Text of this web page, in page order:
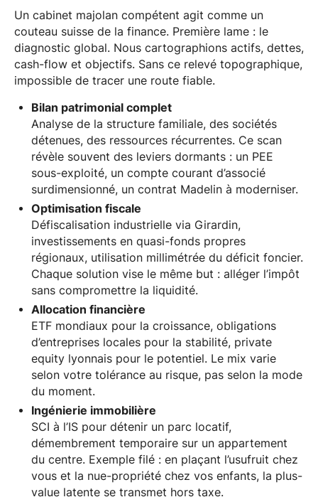
Un cabinet majolan compétent agit comme un
couteau suisse de la finance. Première lame : le
diagnostic global. Nous cartographions actifs, dettes,
cash-flow et objectifs. Sans ce relevé topographique,
impossible de tracer une route fiable.
Bilan patrimonial complet
Analyse de la structure familiale, des sociétés
détenues, des ressources récurrentes. Ce scan
révèle souvent des leviers dormants : un PEE
sous-exploité, un compte courant d’associé
surdimensionné, un contrat Madelin à moderniser.
Optimisation fiscale
Défiscalisation industrielle via Girardin,
investissements en quasi-fonds propres
régionaux, utilisation millimétrée du déficit foncier.
Chaque solution vise le même but : alléger l’impôt
sans compromettre la liquidité.
Allocation financière
ETF mondiaux pour la croissance, obligations
d’entreprises locales pour la stabilité, private
equity lyonnais pour le potentiel. Le mix varie
selon votre tolérance au risque, pas selon la mode
du moment.
Ingénierie immobilière
SCI à l’IS pour détenir un parc locatif,
démembrement temporaire sur un appartement
du centre. Exemple filé : en plaçant l’usufruit chez
vous et la nue-propriété chez vos enfants, la plus-
value latente se transmet hors taxe.